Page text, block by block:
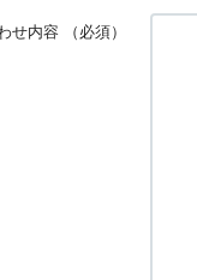
せ内容 （必須）